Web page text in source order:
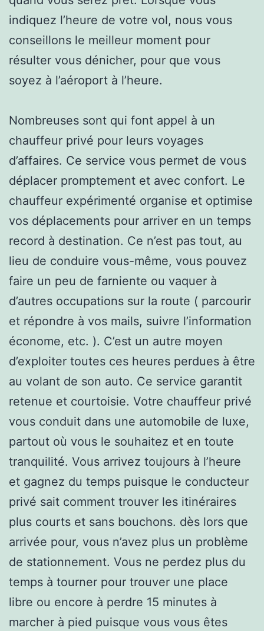
indiquez l’heure de votre vol, nous vous
conseillons le meilleur moment pour
résulter vous dénicher, pour que vous
soyez à l’aéroport à l’heure.
Nombreuses sont qui font appel à un
chauffeur privé pour leurs voyages
d’affaires. Ce service vous permet de vous
déplacer promptement et avec confort. Le
chauffeur expérimenté organise et optimise
vos déplacements pour arriver en un temps
record à destination. Ce n’est pas tout, au
lieu de conduire vous-même, vous pouvez
faire un peu de farniente ou vaquer à
d’autres occupations sur la route ( parcourir
et répondre à vos mails, suivre l’information
économe, etc. ). C’est un autre moyen
d’exploiter toutes ces heures perdues à être
au volant de son auto. Ce service garantit
retenue et courtoisie. Votre chauffeur privé
vous conduit dans une automobile de luxe,
partout où vous le souhaitez et en toute
tranquilité. Vous arrivez toujours à l’heure
et gagnez du temps puisque le conducteur
privé sait comment trouver les itinéraires
plus courts et sans bouchons. dès lors que
arrivée pour, vous n’avez plus un problème
de stationnement. Vous ne perdez plus du
temps à tourner pour trouver une place
libre ou encore à perdre 15 minutes à
marcher à pied puisque vous vous êtes